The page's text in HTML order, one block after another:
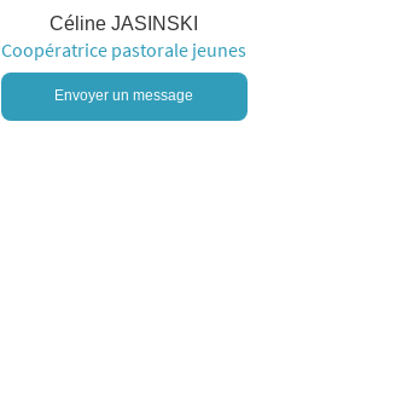
Céline JASINSKI
Coopératrice pastorale jeunes
Envoyer un message